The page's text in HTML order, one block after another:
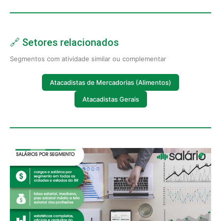
🔗 Setores relacionados
Segmentos com atividade similar ou complementar
Atacadistas de Mercadorias (Alimentos)
Atacadistas Gerais